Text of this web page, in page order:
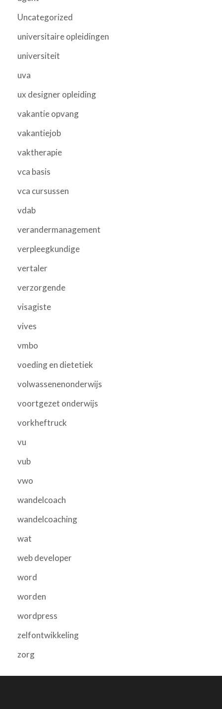
Uncategorized
universitaire opleidingen
universiteit
uva
ux designer opleiding
vakantie opvang
vakantiejob
vaktherapie
vca basis
vca cursussen
vdab
verandermanagement
verpleegkundige
vertaler
verzorgende
visagiste
vives
vmbo
voeding en dietetiek
volwassenenonderwijs
voortgezet onderwijs
vorkheftruck
vu
vub
vwo
wandelcoach
wandelcoaching
wat
web developer
word
worden
wordpress
zelfontwikkeling
zorg